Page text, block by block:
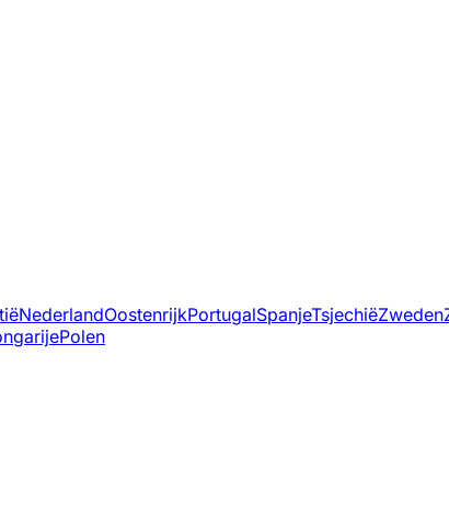
NederlandOostenrijkPortugalSpanjeTsjechiëZweden
Polen